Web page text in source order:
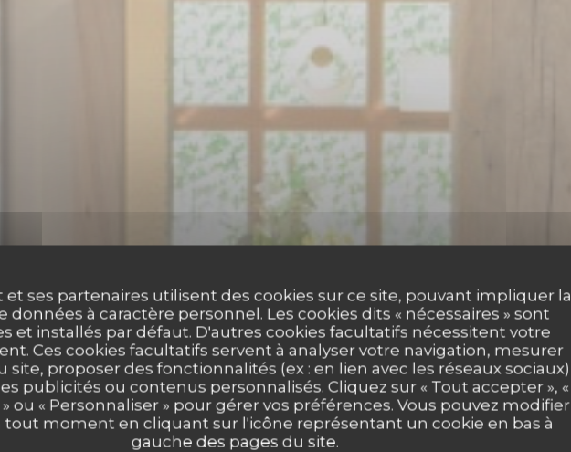
et ses partenaires utilisent des cookies sur ce site, pouvant impliquer la
données à caractère personnel. Les cookies dits « nécessaires » sont
et installés par défaut. D'autres cookies facultatifs nécessitent votre
Ces cookies facultatifs servent à analyser votre navigation, mesurer
site, proposer des fonctionnalités (ex : en lien avec les réseaux sociaux)
publicités ou contenus personnalisés. Cliquez sur « Tout accepter », «
ou « Personnaliser » pour gérer vos préférences. Vous pouvez modifier
tout moment en cliquant sur l'icône représentant un cookie en bas à
gauche des pages du site.